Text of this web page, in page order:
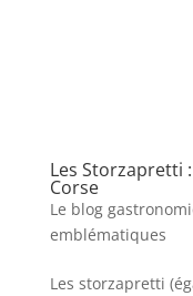
Les Storzapretti
Corse
Le blog
emblématiques
Les storzapretti